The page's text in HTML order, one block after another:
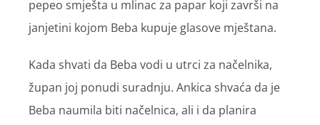
pepeo smješta u mlinac za papar koji završi na
janjetini kojom Beba kupuje glasove mještana.
Kada shvati da Beba vodi u utrci za načelnika,
župan joj ponudi suradnju. Ankica shvaća da je
Beba naumila biti načelnica, ali i da planira